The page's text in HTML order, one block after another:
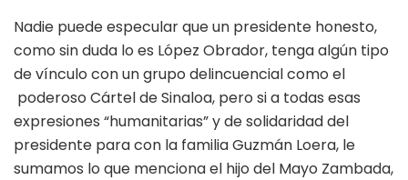
Nadie puede especular que un presidente honesto,
como sin duda lo es López Obrador, tenga algún tipo
de vínculo con un grupo delincuencial como el
poderoso Cártel de Sinaloa, pero si a todas esas
expresiones “humanitarias” y de solidaridad del
presidente para con la familia Guzmán Loera, le
sumamos lo que menciona el hijo del Mayo Zambada,